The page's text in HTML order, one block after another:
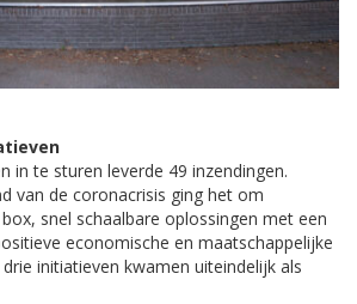
in te sturen leverde 49 inzendingen.
van de coronacrisis ging het om
snel schaalbare oplossingen met een
economische en maatschappelijke
initiatieven kwamen uiteindelijk als